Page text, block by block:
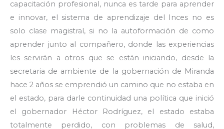
capacitación profesional, nunca es tarde para aprender
e innovar, el sistema de aprendizaje del Inces no es
solo clase magistral, si no la autoformación de como
aprender junto al compañero, donde las experiencias
les servirán a otros que se están iniciando, desde la
secretaria de ambiente de la gobernación de Miranda
hace 2 años se emprendió un camino que no estaba en
el estado, para darle continuidad una política que inició
el gobernador Héctor Rodríguez, el estado estaba
totalmente perdido, con problemas de salud,